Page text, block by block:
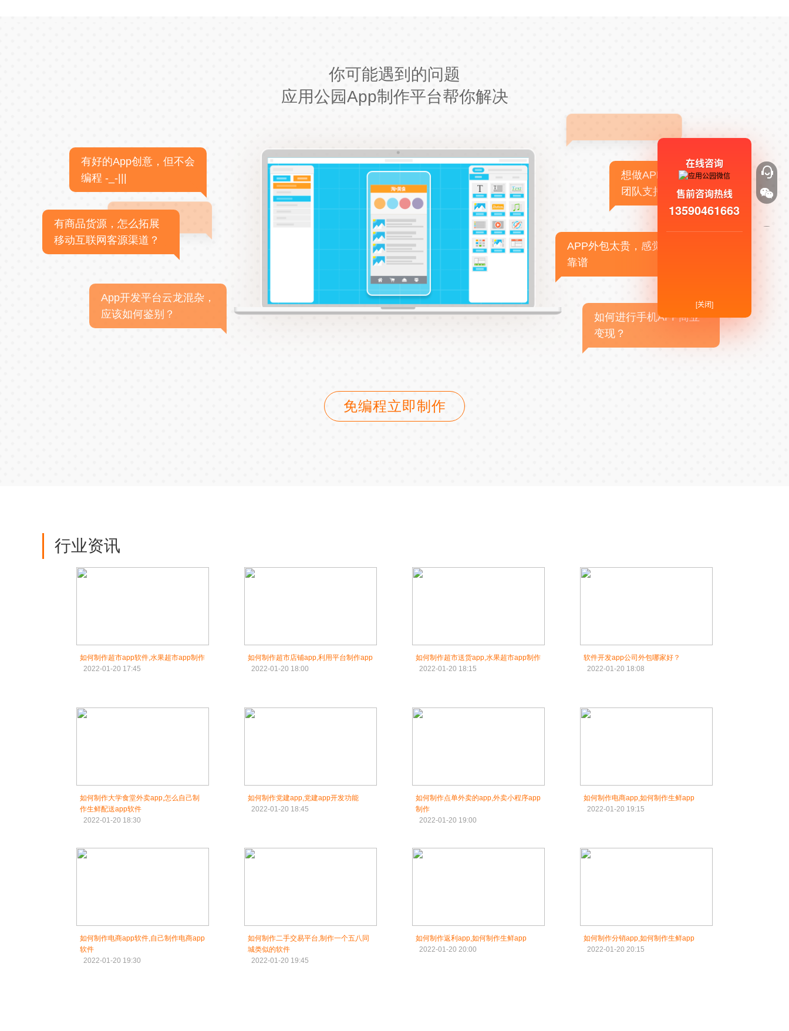
你可能遇到的问题
应用公园App制作平台帮你解决
有好的App创意，但不会
编程 -_-|||
有商品货源，怎么拓展
移动互联网客源渠道？
App开发平台云龙混杂，
应该如何鉴别？
想做APP，但没有技术
团队支持
APP外包太贵，感觉不
靠谱
如何进行手机APP商业
变现？
免编程立即制作
行业资讯
如何制作超市app软件,水果超市app制作
2022-01-20 17:45
如何制作超市店铺app,利用平台制作app
2022-01-20 18:00
如何制作超市送货app,水果超市app制作
2022-01-20 18:15
软件开发app公司外包哪家好？
2022-01-20 18:08
如何制作大学食堂外卖app,怎么自己制
作生鲜配送app软件
2022-01-20 18:30
如何制作党建app,党建app开发功能
2022-01-20 18:45
如何制作点单外卖的app,外卖小程序app
制作
2022-01-20 19:00
如何制作电商app,如何制作生鲜app
2022-01-20 19:15
如何制作电商app软件,自己制作电商app
软件
2022-01-20 19:30
如何制作二手交易平台,制作一个五八同
城类似的软件
2022-01-20 19:45
如何制作返利app,如何制作生鲜app
2022-01-20 20:00
如何制作分销app,如何制作生鲜app
2022-01-20 20:15
在线咨询
售前咨询热线
13590461663
[关闭]